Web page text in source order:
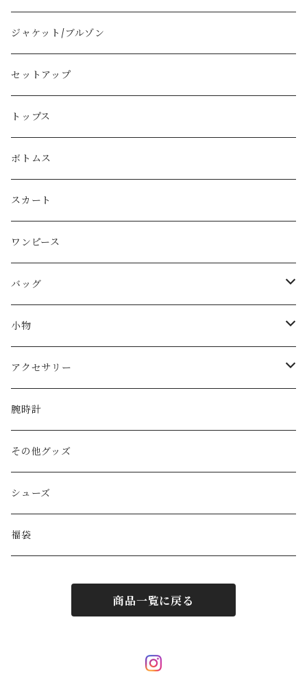
BURBERRY
PRADA
GUCCI
LOEWE
Christian Dior
CELINE
FENDI
miu miu
Martin Margiela
Yves Saint Laurent
GAULTIER
HYSTERIC GLAMOUR
BALENCIAGA
JIL SANDER
ジャケット/ブルゾン
セットアップ
トップス
ボトムス
スカート
ワンピース
バッグ
ショルダーバッグ
ハンド/トートバッグ
リュック
その他バッグ
小物
帽子
ベルト
財布
キーケース
ポーチ
アクセサリー
ネックレス
ブレスレット
リング
その他アクセサリー
腕時計
その他グッズ
シューズ
福袋
商品一覧に戻る